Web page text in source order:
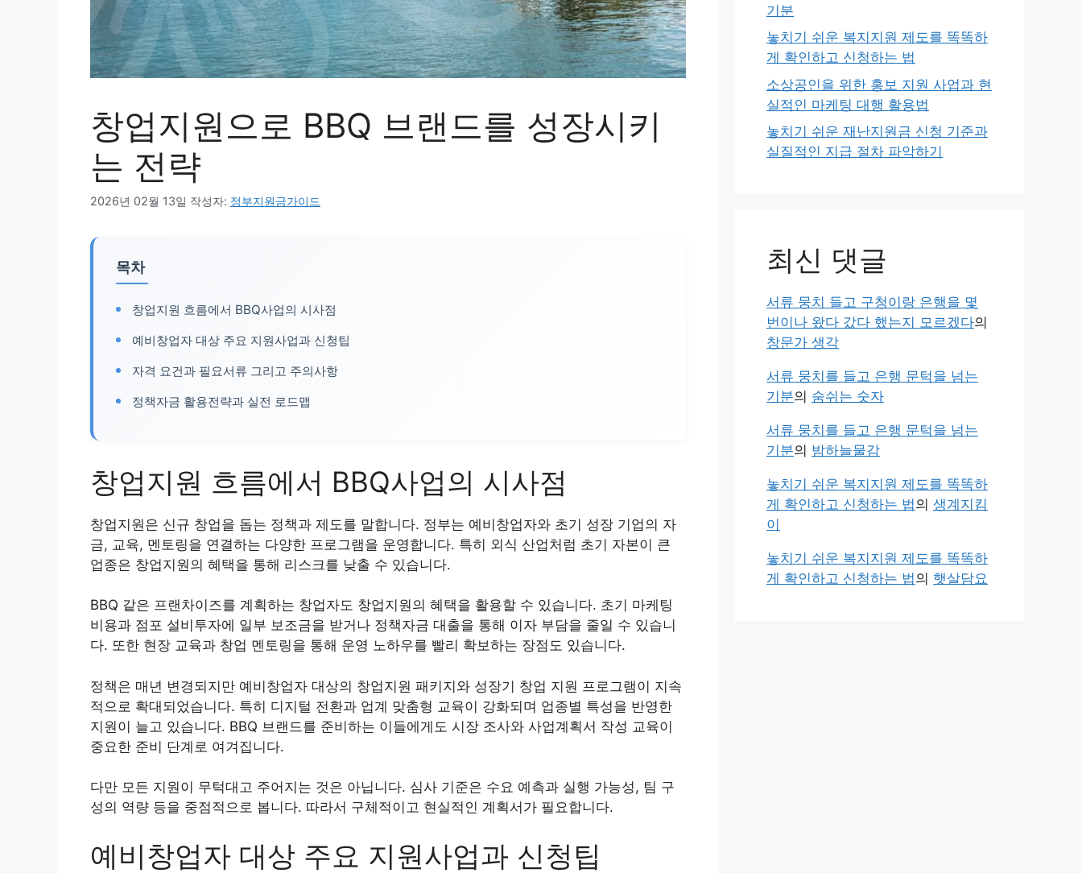
창업지원으로 BBQ 브랜드를 성장시키
는 전략
2026년 02월 13일 작성자: 정부지원금가이드
목차
창업지원 흐름에서 BBQ사업의 시사점
예비창업자 대상 주요 지원사업과 신청팁
자격 요건과 필요서류 그리고 주의사항
정책자금 활용전략과 실전 로드맵
창업지원 흐름에서 BBQ사업의 시사점
창업지원은 신규 창업을 돕는 정책과 제도를 말합니다. 정부는 예비창업자와 초기 성장 기업의 자
금, 교육, 멘토링을 연결하는 다양한 프로그램을 운영합니다. 특히 외식 산업처럼 초기 자본이 큰
업종은 창업지원의 혜택을 통해 리스크를 낮출 수 있습니다.
BBQ 같은 프랜차이즈를 계획하는 창업자도 창업지원의 혜택을 활용할 수 있습니다. 초기 마케팅
비용과 점포 설비투자에 일부 보조금을 받거나 정책자금 대출을 통해 이자 부담을 줄일 수 있습니
다. 또한 현장 교육과 창업 멘토링을 통해 운영 노하우를 빨리 확보하는 장점도 있습니다.
정책은 매년 변경되지만 예비창업자 대상의 창업지원 패키지와 성장기 창업 지원 프로그램이 지속
적으로 확대되었습니다. 특히 디지털 전환과 업계 맞춤형 교육이 강화되며 업종별 특성을 반영한
지원이 늘고 있습니다. BBQ 브랜드를 준비하는 이들에게도 시장 조사와 사업계획서 작성 교육이
중요한 준비 단계로 여겨집니다.
다만 모든 지원이 무턱대고 주어지는 것은 아닙니다. 심사 기준은 수요 예측과 실행 가능성, 팀 구
성의 역량 등을 중점적으로 봅니다. 따라서 구체적이고 현실적인 계획서가 필요합니다.
예비창업자 대상 주요 지원사업과 신청팁
기분
놓치기 쉬운 복지지원 제도를 똑똑하
게 확인하고 신청하는 법
소상공인을 위한 홍보 지원 사업과 현
실적인 마케팅 대행 활용법
놓치기 쉬운 재난지원금 신청 기준과
실질적인 지급 절차 파악하기
최신 댓글
서류 뭉치 들고 구청이랑 은행을 몇
번이나 왔다 갔다 했는지 모르겠다의
창문가 생각
서류 뭉치를 들고 은행 문턱을 넘는
기분의 숨쉬는 숫자
서류 뭉치를 들고 은행 문턱을 넘는
기분의 밤하늘물감
놓치기 쉬운 복지지원 제도를 똑똑하
게 확인하고 신청하는 법의 생계지킴
이
놓치기 쉬운 복지지원 제도를 똑똑하
게 확인하고 신청하는 법의 햇살담요